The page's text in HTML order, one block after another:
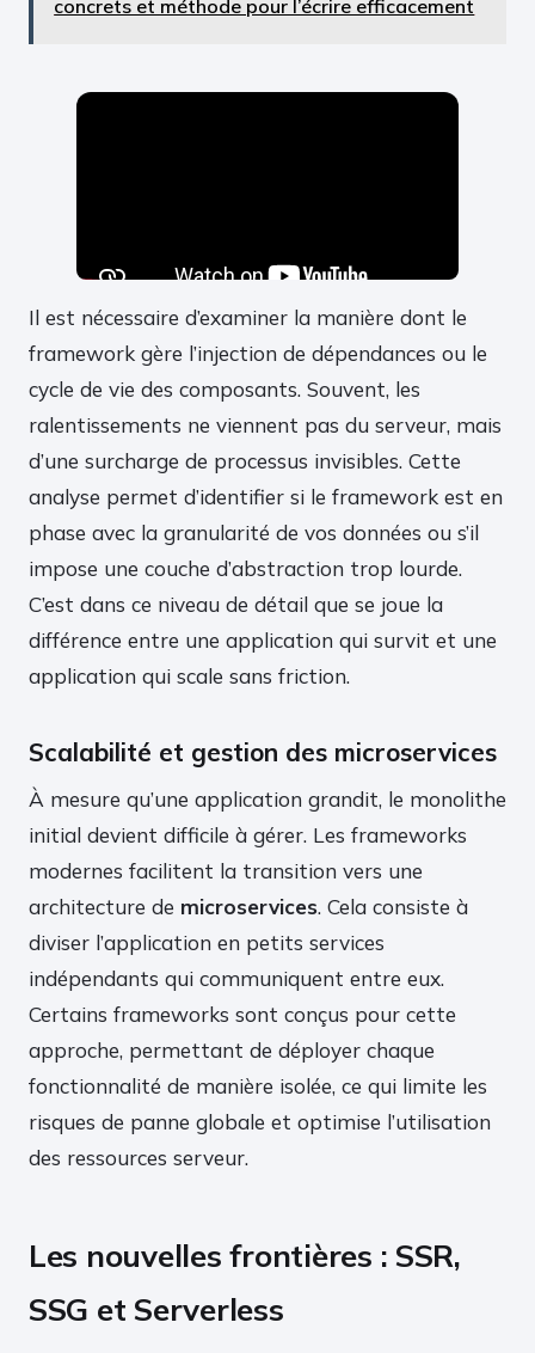
concrets et méthode pour l’écrire efficacement
Il est nécessaire d’examiner la manière dont le
framework gère l’injection de dépendances ou le
cycle de vie des composants. Souvent, les
ralentissements ne viennent pas du serveur, mais
d’une surcharge de processus invisibles. Cette
analyse permet d’identifier si le framework est en
phase avec la granularité de vos données ou s’il
impose une couche d’abstraction trop lourde.
C’est dans ce niveau de détail que se joue la
différence entre une application qui survit et une
application qui scale sans friction.
Scalabilité et gestion des microservices
À mesure qu’une application grandit, le monolithe
initial devient difficile à gérer. Les frameworks
modernes facilitent la transition vers une
architecture de microservices. Cela consiste à
diviser l’application en petits services
indépendants qui communiquent entre eux.
Certains frameworks sont conçus pour cette
approche, permettant de déployer chaque
fonctionnalité de manière isolée, ce qui limite les
risques de panne globale et optimise l’utilisation
des ressources serveur.
Les nouvelles frontières : SSR,
SSG et Serverless